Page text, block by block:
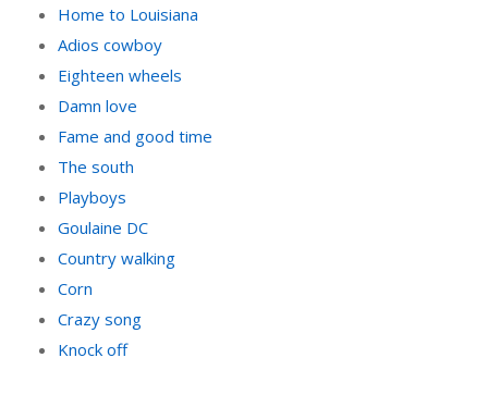
Home to Louisiana
Adios cowboy
Eighteen wheels
Damn love
Fame and good time
The south
Playboys
Goulaine DC
Country walking
Corn
Crazy song
Knock off